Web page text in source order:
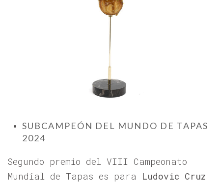
SUBCAMPEÓN DEL MUNDO DE TAPAS
2024
Segundo premio del VIII Campeonato
Mundial de Tapas es para Ludovic Cruz